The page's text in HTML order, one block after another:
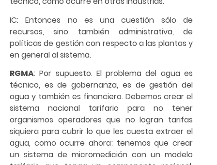
IC: Entonces no es una cuestión sólo de
recursos, sino también administrativa, de
políticas de gestión con respecto a las plantas y
en general al sistema.
RGMA: Por supuesto. El problema del agua es
técnico, es de gobernanza, es de gestión del
agua y también es financiero. Debemos crear el
sistema nacional tarifario para no tener
organismos operadores que no logran tarifas
siquiera para cubrir lo que les cuesta extraer el
agua, como ocurre ahora; tenemos que crear
un sistema de micromedición con un modelo